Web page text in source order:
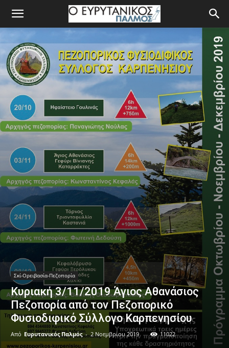
Σκί-Ορειβασία-Πεζοπορία
Κυριακή 3/11/2019 Άγιος Αθανάσιος
Πεζοπορία από τον Πεζοπορικό
Φυσιοδιφικό Σύλλογο Καρπενησίου
Από Ευρυτανικός Παλμός - 2 Νοεμβρίου 2019 11022